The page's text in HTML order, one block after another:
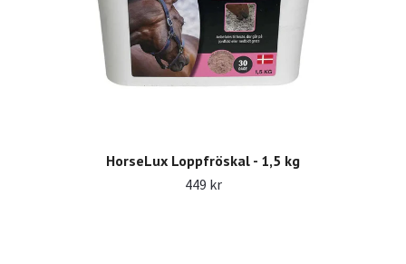
HorseLux Loppfröskal - 1,5 kg
449 kr